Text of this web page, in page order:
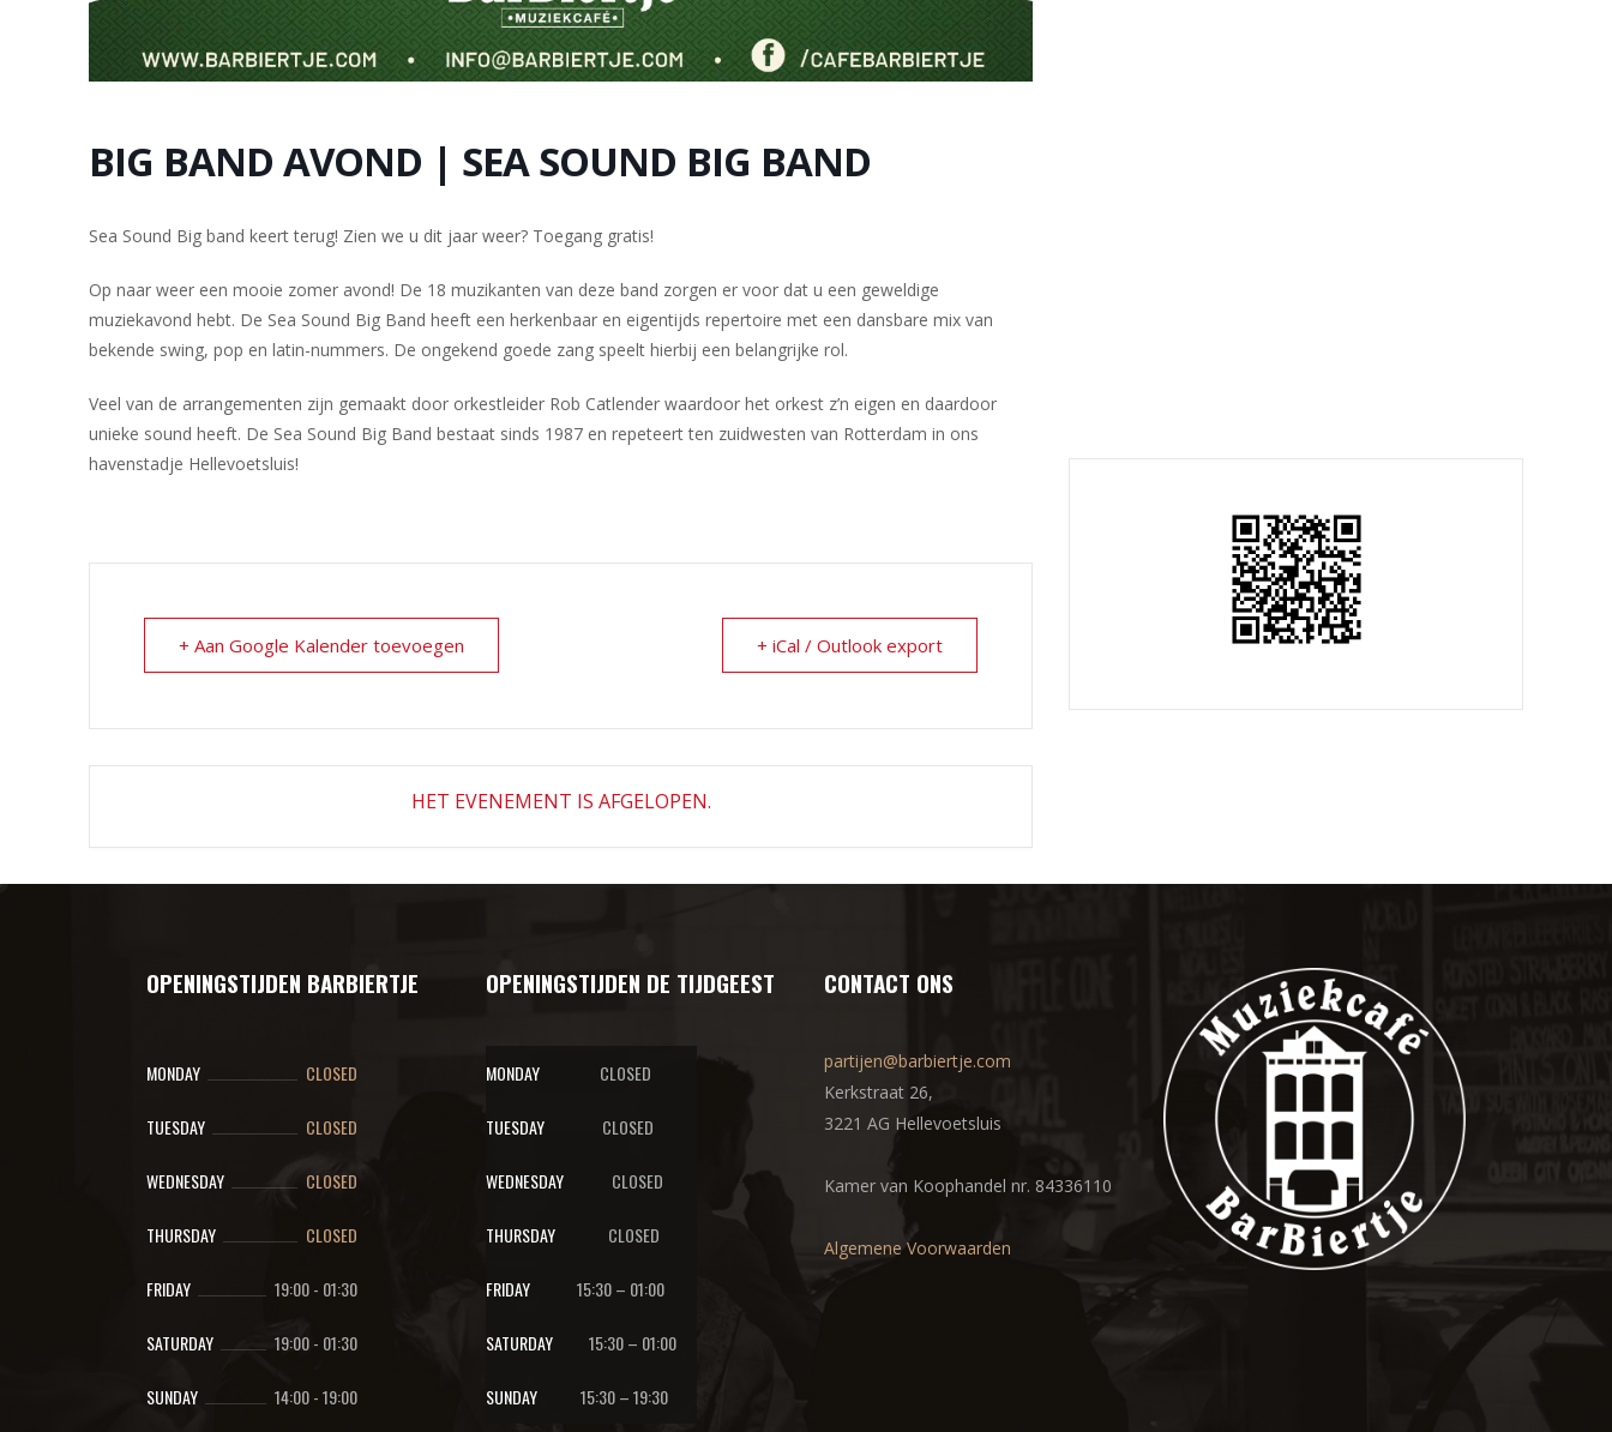
BIG BAND AVOND | SEA SOUND BIG BAND
Sea Sound Big band keert terug! Zien we u dit jaar weer? Toegang gratis!
Op naar weer een mooie zomer avond! De 18 muzikanten van deze band zorgen er voor dat u een geweldige
muziekavond hebt. De Sea Sound Big Band heeft een herkenbaar en eigentijds repertoire met een dansbare mix van
bekende swing, pop en latin-nummers. De ongekend goede zang speelt hierbij een belangrijke rol.
Veel van de arrangementen zijn gemaakt door orkestleider Rob Catlender waardoor het orkest z’n eigen en daardoor
unieke sound heeft. De Sea Sound Big Band bestaat sinds 1987 en repeteert ten zuidwesten van Rotterdam in ons
havenstadje Hellevoetsluis!
+ Aan Google Kalender toevoegen + iCal / Outlook export
HET EVENEMENT IS AFGELOPEN.
OPENINGSTIJDEN BARBIERTJE
MONDAY CLOSED
TUESDAY CLOSED
WEDNESDAY CLOSED
THURSDAY CLOSED
FRIDAY 19:00- 01:30
SATURDAY 19:00- 01:30
SUNDAY 14:00-19:00
OPENINGSTIJDEN DE TIJDGEEST
MONDAY CLOSED
TUESDAY CLOSED
WEDNESDAY CLOSED
THURSDAY CLOSED
FRIDAY 15:30 – 01:00
SATURDAY 15:30 – 01:00
SUNDAY 15:30 – 19:30
CONTACT ONS
partijen@barbiertje.com
Kerkstraat 26,
3221 AG Hellevoetsluis
Kamer van Koophandel nr. 84336110
Algemene Voorwaarden